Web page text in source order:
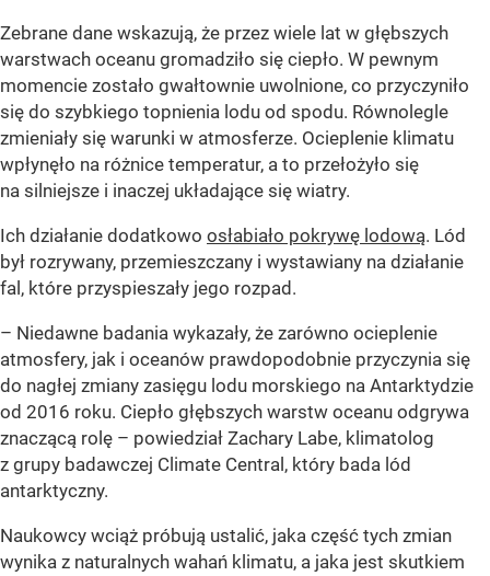
Zebrane dane wskazują, że przez wiele lat w głębszych
warstwach oceanu gromadziło się ciepło. W pewnym
momencie zostało gwałtownie uwolnione, co przyczyniło
się do szybkiego topnienia lodu od spodu. Równolegle
zmieniały się warunki w atmosferze. Ocieplenie klimatu
wpłynęło na różnice temperatur, a to przełożyło się
na silniejsze i inaczej układające się wiatry.
Ich działanie dodatkowo osłabiało pokrywę lodową. Lód
był rozrywany, przemieszczany i wystawiany na działanie
fal, które przyspieszały jego rozpad.
– Niedawne badania wykazały, że zarówno ocieplenie
atmosfery, jak i oceanów prawdopodobnie przyczynia się
do nagłej zmiany zasięgu lodu morskiego na Antarktydzie
od 2016 roku. Ciepło głębszych warstw oceanu odgrywa
znaczącą rolę – powiedział Zachary Labe, klimatolog
z grupy badawczej Climate Central, który bada lód
antarktyczny.
Naukowcy wciąż próbują ustalić, jaka część tych zmian
wynika z naturalnych wahań klimatu, a jaka jest skutkiem